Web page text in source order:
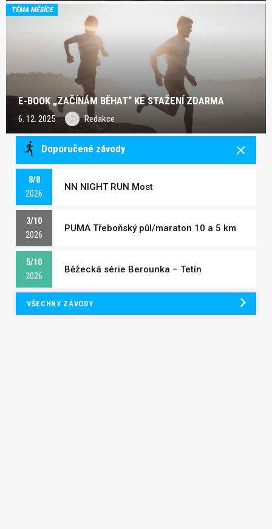
TÉMA MĚSÍCE
E-BOOK „ZAČÍNÁM BĚHAT“ KE STAŽENÍ ZDARMA
6. 12. 2025 Redakce
Doporučené závody
8/8
2026
NN NIGHT RUN Most
3/10
2026
PUMA Třeboňský půl/maraton 10 a 5 km
5/10
2026
Běžecká série Berounka – Tetín
VŠECHNY ZÁVODY